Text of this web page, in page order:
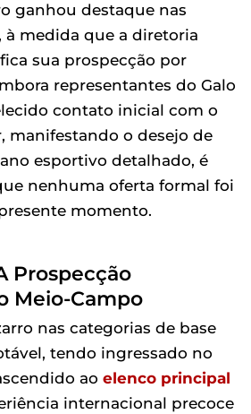
ganhou destaque nas
à medida que a diretoria
sua prospecção por
representantes do Galo
contato inicial com o
manifestando o desejo de
esportivo detalhado, é
nenhuma oferta formal foi
momento.
Prospecção
Meio-Campo
nas categorias de base
tendo ingressado no
ao elenco principal
internacional precoce